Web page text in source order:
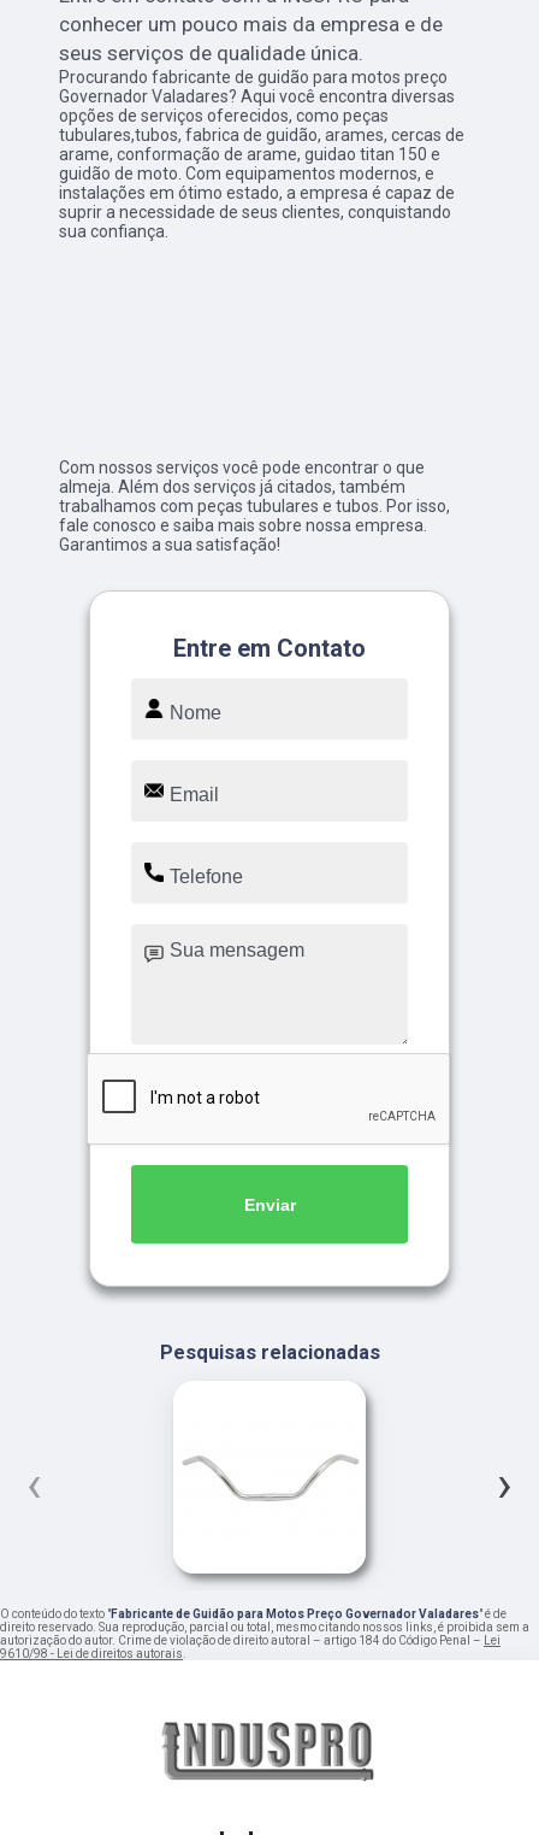
conhecer um pouco mais da empresa e de
seus serviços de qualidade única.
Procurando fabricante de guidão para motos preço
Governador Valadares? Aqui você encontra diversas
opções de serviços oferecidos, como peças
tubulares,tubos, fabrica de guidão, arames, cercas de
arame, conformação de arame, guidao titan 150 e
guidão de moto. Com equipamentos modernos, e
instalações em ótimo estado, a empresa é capaz de
suprir a necessidade de seus clientes, conquistando
sua confiança.
Com nossos serviços você pode encontrar o que
almeja. Além dos serviços já citados, também
trabalhamos com peças tubulares e tubos. Por isso,
fale conosco e saiba mais sobre nossa empresa.
Garantimos a sua satisfação!
Entre em Contato
Enviar
Pesquisas relacionadas
‹ ›
O conteúdo do texto "Fabricante de Guidão para Motos Preço Governador Valadares" é de
direito reservado. Sua reprodução, parcial ou total, mesmo citando nossos links, é proibida sem a
autorização do autor. Crime de violação de direito autoral – artigo 184 do Código Penal – Lei
9610/98 - Lei de direitos autorais.